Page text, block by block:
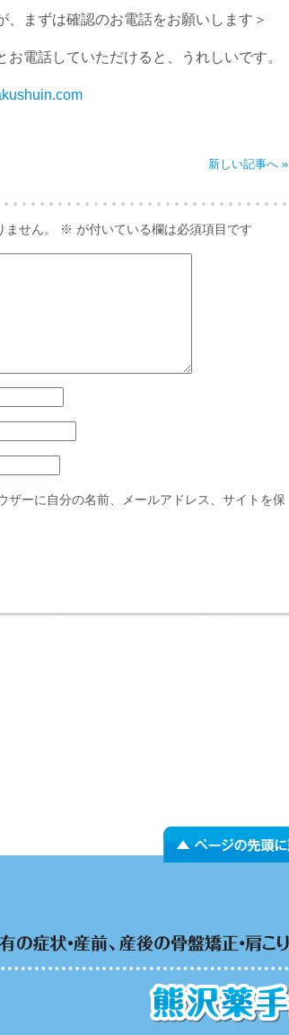
は確認のお電話をお願いします＞
電話していただけると、うれしいです。
新しい記事へ »
せん。 ※ が付いている欄は必須項目です
ザーに自分の名前、メールアドレス、サイトを保